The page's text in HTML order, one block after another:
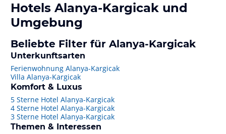
Hotels Alanya-Kargicak und
Umgebung
Beliebte Filter für Alanya-Kargicak
Unterkunftsarten
Ferienwohnung Alanya-Kargicak
Villa Alanya-Kargicak
Komfort & Luxus
5 Sterne Hotel Alanya-Kargicak
4 Sterne Hotel Alanya-Kargicak
3 Sterne Hotel Alanya-Kargicak
Themen & Interessen